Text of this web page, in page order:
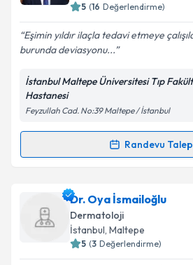
Kişisel verilerimin
Metni
kapsamda işlenmesini kabul
Takvim Talebini
5 (16 Değerlendirme)
Eşimin yıldır ilaçla tedavi etmeye
burunda deviasyonu...
İstanbul Maltepe Üniversitesi Tıp
Hastanesi
Feyzullah Cad. No:39 Maltepe / İstanbul
Randevu
Randevu Takvimi Talebi
Prof. Dr. Deniz Demiriçin
oluşturun. Size bu uzmandan
takvim hazırlandığında e-posta
Dr. Oya İsmailoğlu
Dermatoloji
İstanbul, Maltepe
5 (3 Değerlendirme)